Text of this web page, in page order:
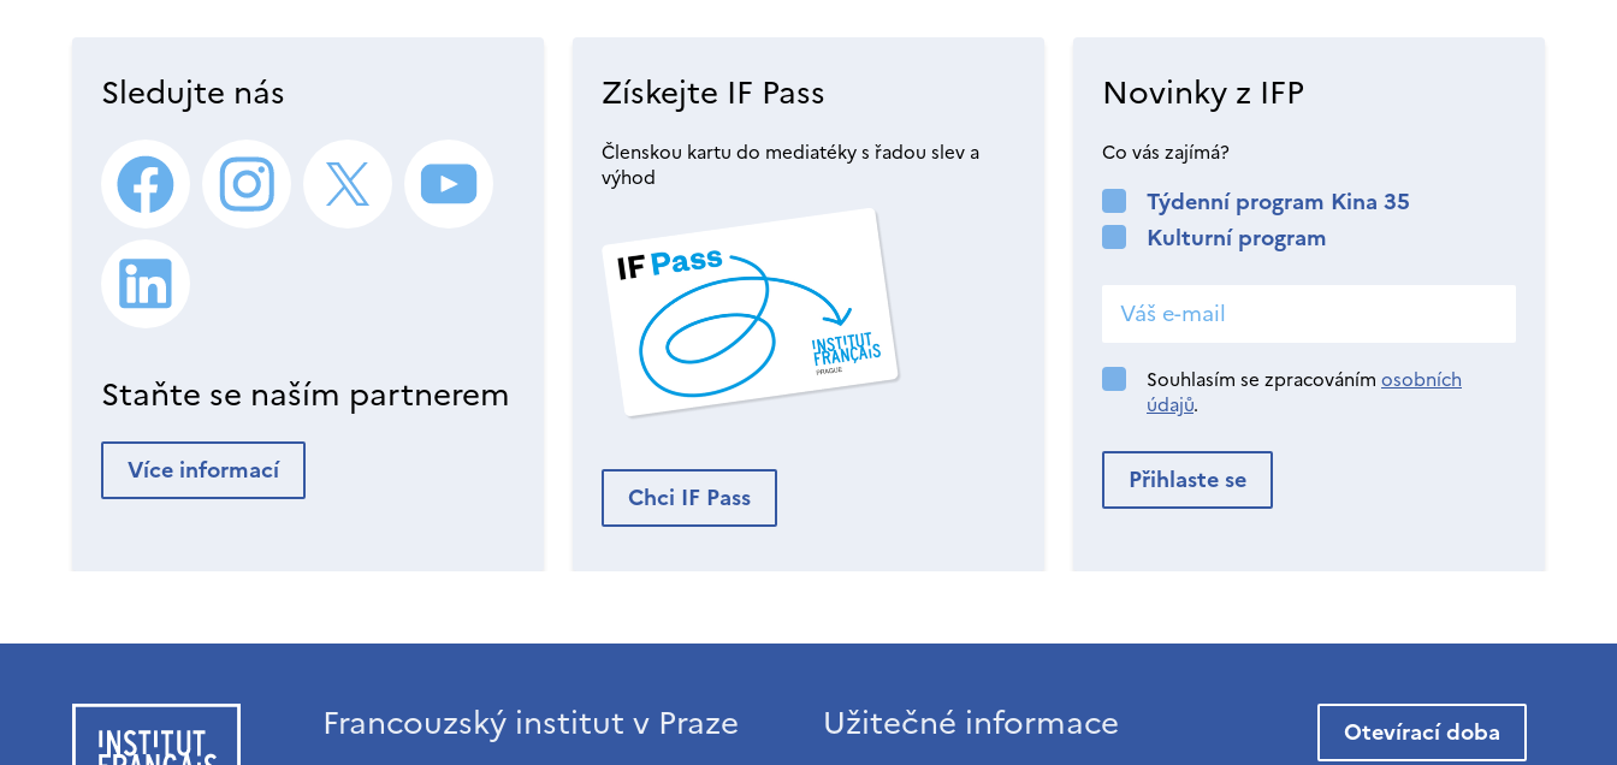
Sledujte nás
Staňte se naším partnerem
Více informací
Získejte IF Pass
Členskou kartu do mediatéky s řadou slev a
výhod
Chci IF Pass
Novinky z IFP
Co vás zajímá?
Týdenní program Kina 35
Kulturní program
Souhlasím se zpracováním osobních
údajů.
Francouzský institut v Praze Užitečné informace Otevírací doba